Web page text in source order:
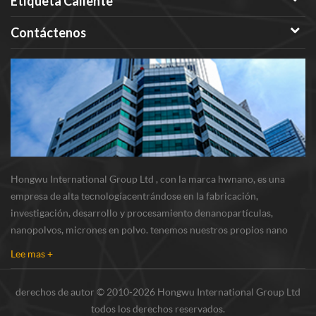
Contáctenos
Hongwu International Group Ltd , con la marca hwnano, es una
empresa de alta tecnologíacentrándose en la fabricación,
investigación, desarrollo y procesamiento denanopartículas,
nanopolvos, micrones en polvo. tenemos nuestros propios nano
Lee mas +
derechos de autor © 2010-2026 Hongwu International Group Ltd
todos los derechos reservados.